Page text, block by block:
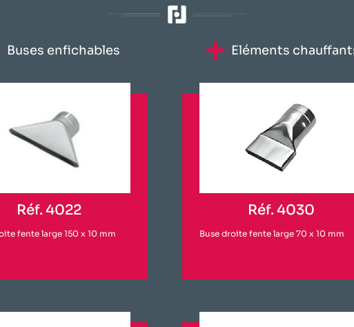
​Buses enfichables​ Eléments
Réf. 4022
fente large 150 x 10 mm
Réf. 4030
Buse droite fente large 70 x 10 mm